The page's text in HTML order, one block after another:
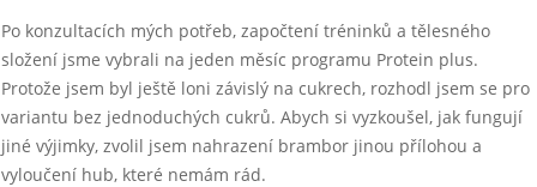
Po konzultacích mých potřeb, započtení tréninků a tělesného
složení jsme vybrali na jeden měsíc programu Protein plus.
Protože jsem byl ještě loni závislý na cukrech, rozhodl jsem se pro
variantu bez jednoduchých cukrů. Abych si vyzkoušel, jak fungují
jiné výjimky, zvolil jsem nahrazení brambor jinou přílohou a
vyloučení hub, které nemám rád.